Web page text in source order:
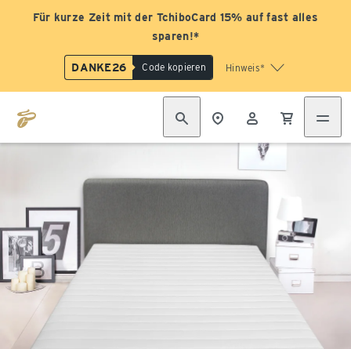
Für kurze Zeit mit der TchiboCard 15% auf fast alles
sparen!*
DANKE26 Code kopieren Hinweis*